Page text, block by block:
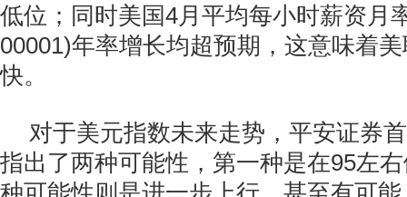
低位；同时美国4月平均每小时薪资月
00001)年率增长均超预期，这意味着
快。
对于美元指数未来走势，平安证券
指出了两种可能性，第一种是在95左